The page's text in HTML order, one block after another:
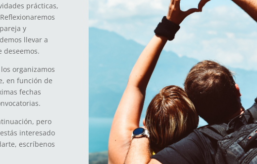
prácticas,
y
llevar a
deseemos.
organizamos
en función de
fechas
pero
interesado
escríbenos